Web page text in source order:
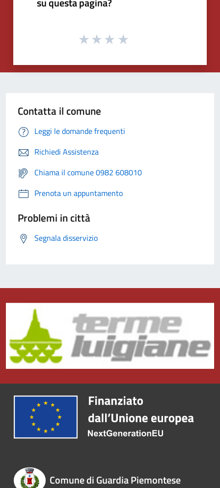
Contatta il comune
Leggi le domande frequenti
Richiedi Assistenza
Chiama il comune 0982 608010
Prenota un appuntamento
Problemi in città
Segnala disservizio
Comune di Guardia Piemontese